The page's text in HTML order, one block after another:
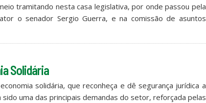
tramitando nesta casa legislativa, por onde passou pela
o senador Sergio Guerra, e na comissão de asuntos
Solidária
solidária, que reconheça e dê segurança jurídica a
uma das principais demandas do setor, reforçada pelas